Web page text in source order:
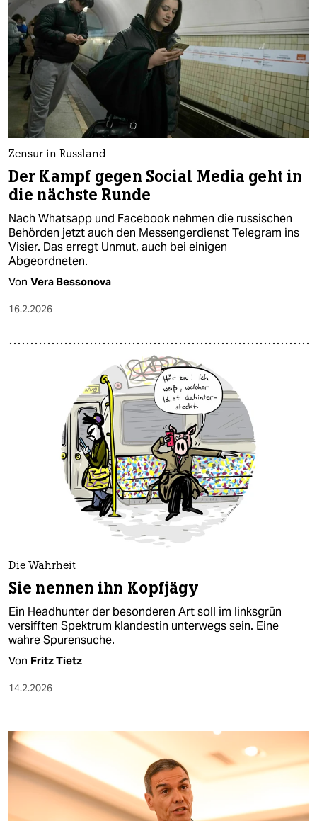
Zensur in Russland
Der Kampf gegen Social Media geht in
die nächste Runde
Nach Whatsapp und Facebook nehmen die russischen
Behörden jetzt auch den Messengerdienst Telegram ins
Visier. Das erregt Unmut, auch bei einigen
Abgeordneten.
Von Vera Bessonova
16.2.2026
Die Wahrheit
Sie nennen ihn Kopfjägy
Ein Headhunter der besonderen Art soll im linksgrün
versifften Spektrum klandestin unterwegs sein. Eine
wahre Spurensuche.
Von Fritz Tietz
14.2.2026